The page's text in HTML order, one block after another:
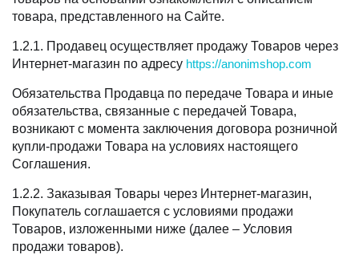
товара, представленного на Сайте.
1.2.1. Продавец осуществляет продажу Товаров через
Интернет-магазин по адресу https://anonimshop.com
Обязательства Продавца по передаче Товара и иные
обязательства, связанные с передачей Товара,
возникают с момента заключения договора розничной
купли-продажи Товара на условиях настоящего
Соглашения.
1.2.2. Заказывая Товары через Интернет-магазин,
Покупатель соглашается с условиями продажи
Товаров, изложенными ниже (далее – Условия
продажи товаров).